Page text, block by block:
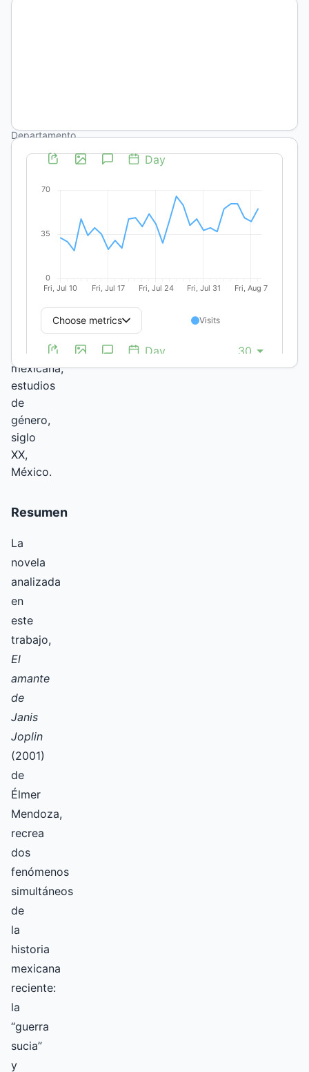
Departamento
de Política y
https://doi.org/10.19137/anclajes-
Palabras
Mendoza,
literatura
mexicana,
estudios
de
género,
siglo
XX,
México.
Resumen
La
novela
analizada
en
este
trabajo,
El
amante
de
Janis
Joplin
(2001)
de
Élmer
Mendoza,
recrea
dos
fenómenos
simultáneos
de
la
historia
mexicana
reciente:
la
“guerra
sucia”
y